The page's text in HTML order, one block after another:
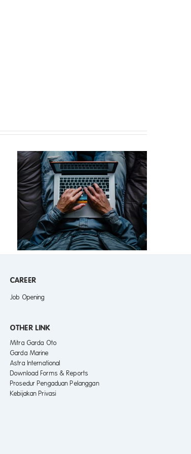
CAREER
Job Opening
OTHER LINK
Mitra Garda Oto
Garda Marine
Astra International
Download Forms & Reports
Prosedur Pengaduan Pelanggan
Kebijakan Privasi